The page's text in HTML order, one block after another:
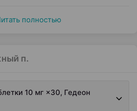
полностью
п.
10 мг ×30, Гедеон